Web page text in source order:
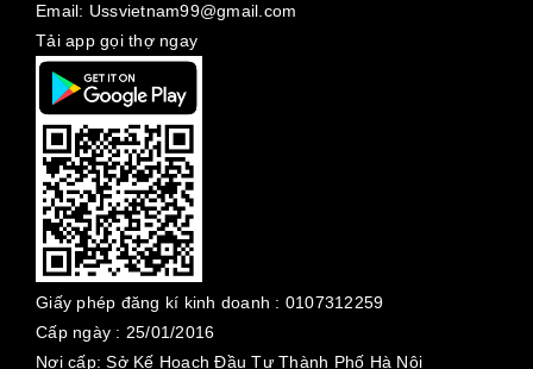
Email: Ussvietnam99@gmail.com
Tải app gọi thợ ngay
Giấy phép đăng kí kinh doanh : 0107312259
Cấp ngày : 25/01/2016
Nơi cấp: Sở Kế Hoạch Đầu Tư Thành Phố Hà Nội